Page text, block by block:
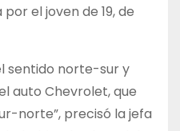
el joven de 19, de
sentido norte-sur y
auto Chevrolet, que
norte”, precisó la jefa